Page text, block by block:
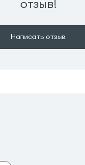
отзыв!
Написать отзыв